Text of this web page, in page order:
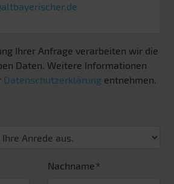
Ihrer Anfrage verarbeiten wir die
Daten. Weitere Informationen
Datenschutzerklärung entnehmen.
Nachname